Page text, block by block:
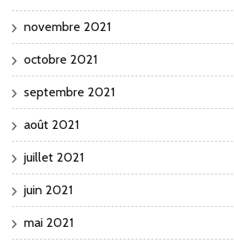
novembre 2021
octobre 2021
septembre 2021
août 2021
juillet 2021
juin 2021
mai 2021